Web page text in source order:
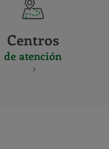
Centros
de atención